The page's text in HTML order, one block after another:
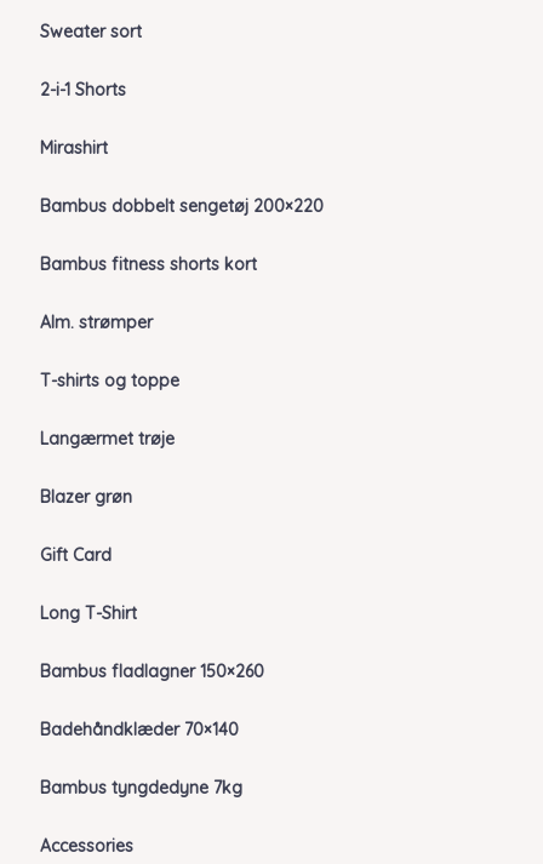
Sweater sort
2-i-1 Shorts
Mirashirt
Bambus dobbelt sengetøj 200×220
Bambus fitness shorts kort
Alm. strømper
T-shirts og toppe
Langærmet trøje
Blazer grøn
Gift Card
Long T-Shirt
Bambus fladlagner 150×260
Badehåndklæder 70×140
Bambus tyngdedyne 7kg
Accessories